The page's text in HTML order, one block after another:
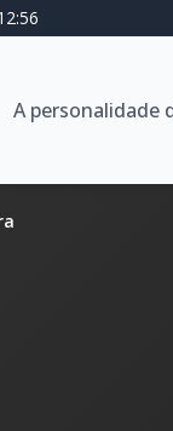
A personalidade